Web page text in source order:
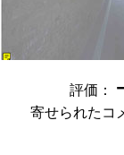
評価：
寄せられたコ